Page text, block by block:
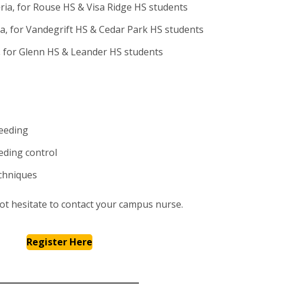
for Rouse HS & Visa Ridge HS students
for Vandegrift HS & Cedar Park HS students
Glenn HS & Leander HS students
control
hesitate to contact your campus nurse.
Register Here